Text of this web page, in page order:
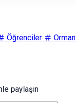
Öğrenciler Orman
paylaşın